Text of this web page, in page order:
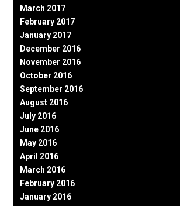
March 2017
February 2017
January 2017
December 2016
November 2016
October 2016
September 2016
August 2016
July 2016
June 2016
May 2016
April 2016
March 2016
February 2016
January 2016